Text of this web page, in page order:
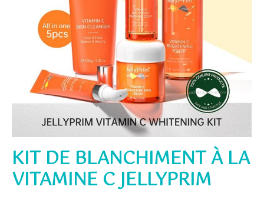
KIT DE BLANCHIMENT À LA
VITAMINE C JELLYPRIM